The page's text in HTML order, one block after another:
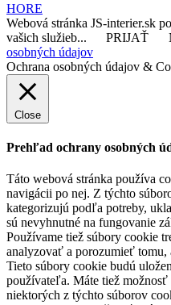
HORE
Webová stránka JS-interier.sk
vašich služieb...
PRIJAŤ
osobných údajov
Ochrana osobných údajov &
Close
Prehľad ochrany osobných
Táto webová stránka používa
navigácii po nej. Z týchto
kategorizujú podľa potreby,
sú nevyhnutné na fungovanie
Používame tiež súbory cookie
analyzovať a porozumieť tomu,
Tieto súbory cookie budú
používateľa. Máte tiež
niektorých z týchto súborov